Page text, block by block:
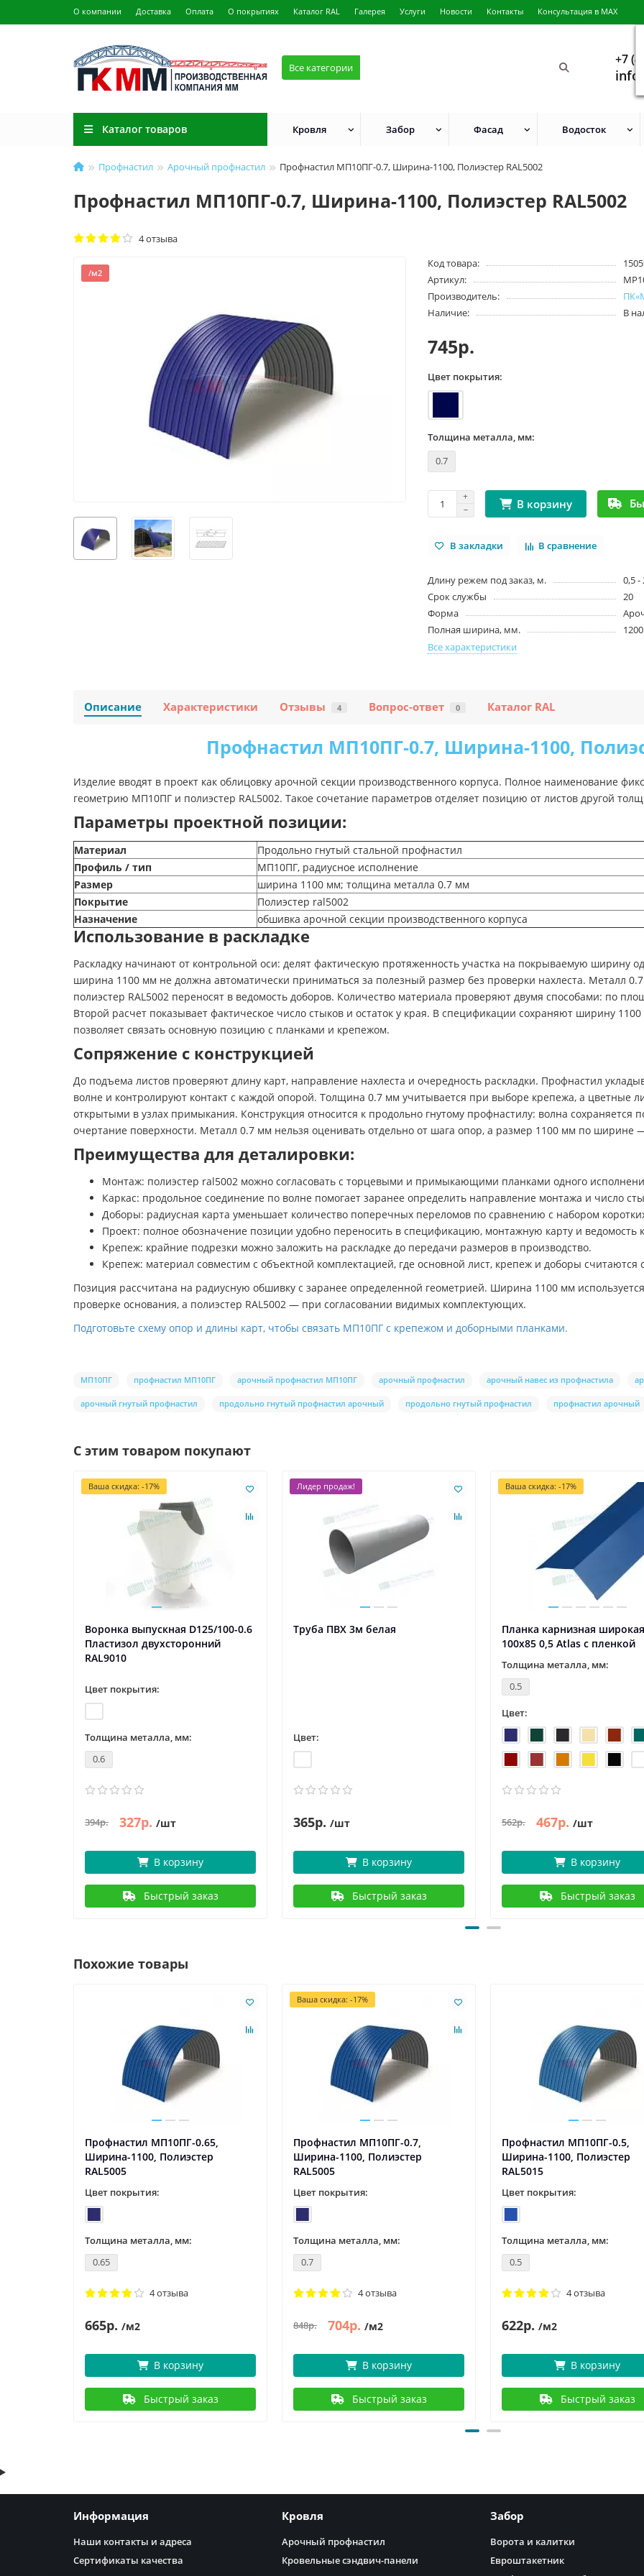
О компании Доставка Оплата О покрытиях Каталог RAL Галерея Услуги Новости Контакты Консультация в MAX
Все категории
+7
Каталог товаров Кровля Забор Фасад Водосток
Профнастил Арочный профнастил Профнастил МП10ПГ-0.7, Ширина-1100, Полиэстер RAL5002
Профнастил МП10ПГ-0.7, Ширина-1100, Полиэстер RAL5002
4 отзыва
/м2
Код товара:
Артикул:
Производитель:
Наличие:
В
745р.
Цвет покрытия:
Толщина металла, мм:
0.7
В корзину
В закладки В сравнение
Длину режем под заказ, м.
0,5 -
Срок службы
20
Форма
Полная ширина, мм.
1200
Все характеристики
Описание Характеристики Отзывы 4 Вопрос-ответ 0 Каталог RAL
Профнастил МП10ПГ-0.7, Ширина-1100,
Изделие вводят в проект как облицовку арочной секции производственного корпуса. Полное наименование
геометрию МП10ПГ и полиэстер RAL5002. Такое сочетание параметров отделяет позицию от листов другой
Параметры проектной позиции:
Материал
Продольно гнутый стальной профнастил
Профиль / тип
МП10ПГ, радиусное исполнение
Размер
ширина 1100 мм; толщина металла 0.7 мм
Покрытие
Полиэстер ral5002
Назначение
обшивка арочной секции производственного корпуса
Использование в раскладке
Раскладку начинают от контрольной оси: делят фактическую протяженность участка на покрываемую ширину
ширина 1100 мм не должна автоматически приниматься за полезный размер без проверки нахлеста. Металл
полиэстер RAL5002 переносят в ведомость доборов. Количество материала проверяют двумя способами: по
Второй расчет показывает фактическое число стыков и остаток у края. В спецификации сохраняют ширину
позволяет связать основную позицию с планками и крепежом.
Сопряжение с конструкцией
До подъема листов проверяют длину карт, направление нахлеста и очередность раскладки. Профнастил
волне и контролируют контакт с каждой опорой. Толщина 0.7 мм учитывается при выборе крепежа, а цветные
открытыми в узлах примыкания. Конструкция относится к продольно гнутому профнастилу: волна сохраняется
очертание поверхности. Металл 0.7 мм нельзя оценивать отдельно от шага опор, а размер 1100 мм по ширине
Преимущества для деталировки:
Монтаж: полиэстер ral5002 можно согласовать с торцевыми и примыкающими планками одного
Каркас: продольное соединение по волне помогает заранее определить направление монтажа и число
Доборы: радиусная карта уменьшает количество поперечных переломов по сравнению с набором
Проект: полное обозначение позиции удобно переносить в спецификацию, монтажную карту и ведомость
Крепеж: крайние подрезки можно заложить на раскладке до передачи размеров в производство.
Крепеж: материал совместим с объектной комплектацией, где основной лист, крепеж и доборы считаются
Позиция рассчитана на радиусную обшивку с заранее определенной геометрией. Ширина 1100 мм
проверке основания, а полиэстер RAL5002 — при согласовании видимых комплектующих.
Подготовьте схему опор и длины карт, чтобы связать МП10ПГ с крепежом и доборными планками.
МП10ПГ профнастил МП10ПГ арочный профнастил МП10ПГ арочный профнастил арочный навес из профнастила
арочный гнутый профнастил продольно гнутый профнастил арочный продольно гнутый профнастил профнастил арочный
С этим товаром покупают
Ваша скидка: -17%
Воронка выпускная D125/100-0.6
Пластизол двухсторонний
RAL9010
Цвет покрытия:
Толщина металла, мм:
0.6
394р. 327р. /шт
В корзину
Быстрый заказ
Лидер продаж!
Труба ПВХ 3м белая
Цвет:
365р. /шт
В корзину
Быстрый заказ
Ваша скидка: -17%
Планка карнизная широкая
100х85 0,5 Atlas с пленкой
Толщина металла, мм:
0.5
Цвет:
562р. 467р. /шт
В корзину
Быстрый заказ
Похожие товары
Профнастил МП10ПГ-0.65,
Ширина-1100, Полиэстер
RAL5005
Цвет покрытия:
Толщина металла, мм:
0.65
4 отзыва
665р. /м2
В корзину
Быстрый заказ
Ваша скидка: -17%
Профнастил МП10ПГ-0.7,
Ширина-1100, Полиэстер
RAL5005
Цвет покрытия:
Толщина металла, мм:
0.7
4 отзыва
848р. 704р. /м2
В корзину
Быстрый заказ
Профнастил МП10ПГ-0.5,
Ширина-1100, Полиэстер
RAL5015
Цвет покрытия:
Толщина металла, мм:
0.5
4 отзыва
622р. /м2
В корзину
Быстрый заказ
Информация
Наши контакты и адреса
Сертификаты качества
Кровля
Арочный профнастил
Кровельные сэндвич-панели
Забор
Ворота и калитки
Евроштакетник